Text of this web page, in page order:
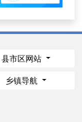
县市区网站
乡镇导航